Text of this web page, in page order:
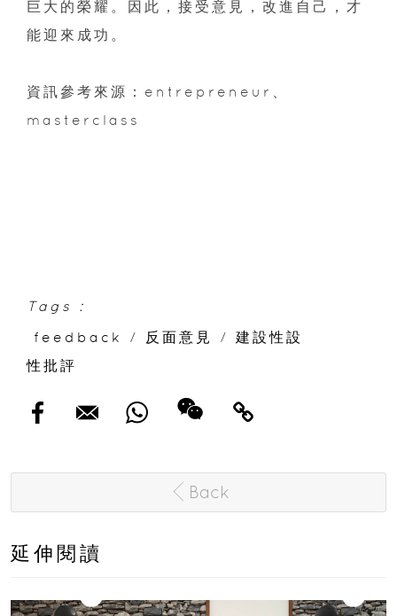
巨大的榮耀。因此，接受意見，改進自己，才
能迎來成功。
資訊參考來源：entrepreneur、
masterclass
Tags :
feedback
/ 反面意見 /
建設性設
性批評
Back
延伸閱讀